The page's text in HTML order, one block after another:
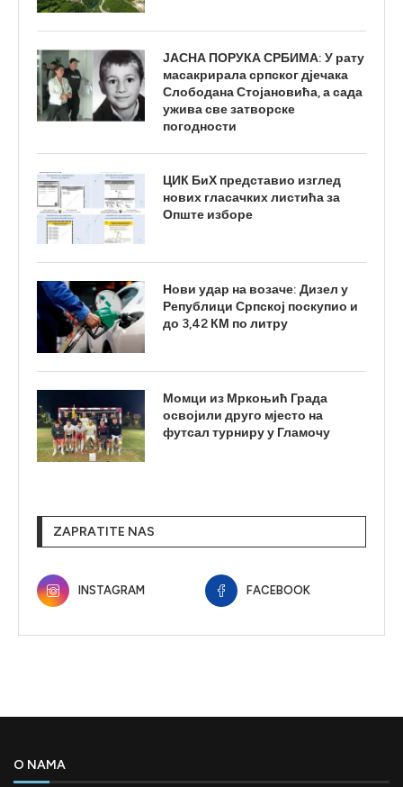
ЈАСНА ПОРУКА СРБИМА: У рату
масакрирала српског дјечака
Слободана Стојановића, а сада
ужива све затворске
погодности
ЦИК БиХ представио изглед
нових гласачких листића за
Опште изборе
Нови удар на возаче: Дизел у
Републици Српској поскупио и
до 3,42 КМ по литру
Момци из Мркоњић Града
освојили друго мјесто на
футсал турниру у Гламочу
ZAPRATITE NAS
INSTAGRAM FACEBOOK
O NAMA